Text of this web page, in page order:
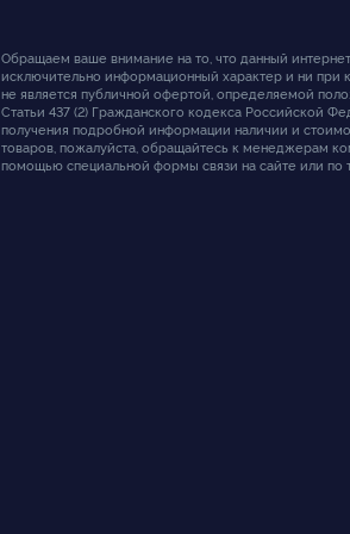
Обращаем ваше внимание на то, что данный
исключительно информационный характер и ни при
не является публичной офертой, определяемой
Статьи 437 (2) Гражданского кодекса Российской
получения подробной информации наличии и
товаров, пожалуйста, обращайтесь к менеджерам
помощью специальной формы связи на сайте или по